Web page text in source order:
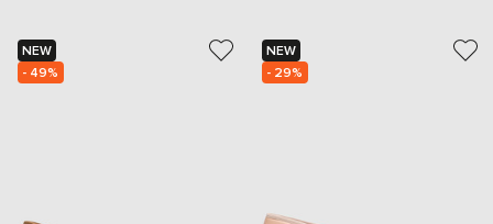
NEW
- 49%
NEW
- 29%